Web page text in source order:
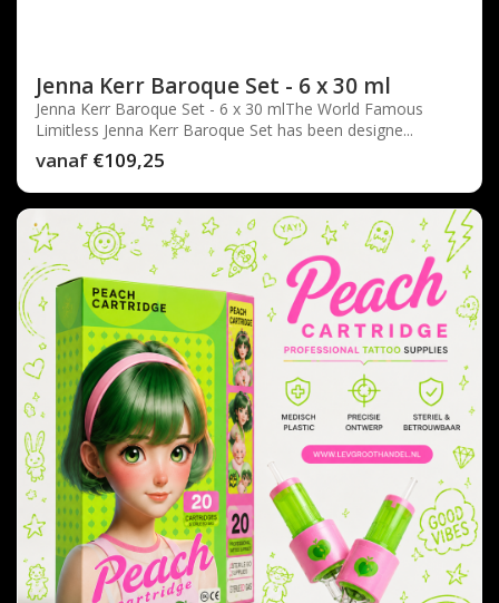
Jenna Kerr Baroque Set - 6 x 30 ml
Jenna Kerr Baroque Set - 6 x 30 mlThe World Famous
Limitless Jenna Kerr Baroque Set has been designe...
vanaf €109,25